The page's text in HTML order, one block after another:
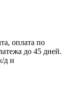
оплата по
до 45 дней.
д и